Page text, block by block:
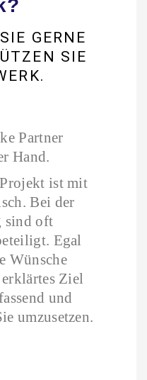
GERNE
SIE
Partner
Hand.
ist mit
Bei der
sind oft
Egal
Wünsche
Ziel
und
umzusetzen.